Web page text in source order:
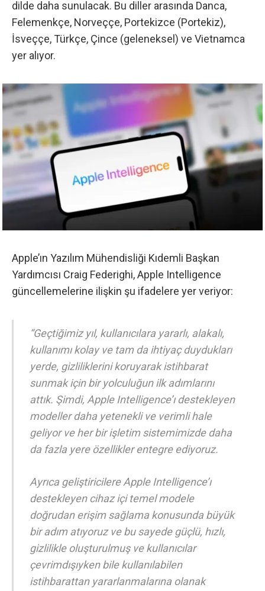
dilde daha sunulacak. Bu diller arasında Danca,
Felemenkçe, Norveççe, Portekizce (Portekiz),
İsveççe, Türkçe, Çince (geleneksel) ve Vietnamca
yer alıyor.
Apple’ın Yazılım Mühendisliği Kıdemli Başkan
Yardımcısı Craig Federighi, Apple Intelligence
güncellemelerine ilişkin şu ifadelere yer veriyor:
“Geçtiğimiz yıl, kullanıcılara yararlı, alakalı,
kullanımı kolay ve tam da ihtiyaç duydukları
yerde, gizliliklerini koruyarak istihbarat
sunmak için bir yolculuğun ilk adımlarını
attık. Şimdi, Apple Intelligence’ı destekleyen
modeller daha yetenekli ve verimli hale
geliyor ve her bir işletim sistemimizde daha
da fazla yere özellikler entegre ediyoruz.
Ayrıca geliştiricilere Apple Intelligence’ı
destekleyen cihaz içi temel modele
doğrudan erişim sağlama konusunda büyük
bir adım atıyoruz ve bu sayede güçlü, hızlı,
gizlilikle oluşturulmuş ve kullanıcılar
çevrimdışıyken bile kullanılabilen
istihbarattan yararlanmalarına olanak